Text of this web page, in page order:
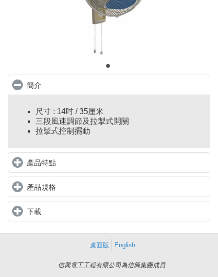
簡介
尺寸 : 14吋 / 35厘米
三段風速調節及拉掣式開關
拉掣式控制擺動
產品特點click to expand contents
產品規格
下載click to expand contents
桌面版 English
信興電工工程有限公司為信興集團成員